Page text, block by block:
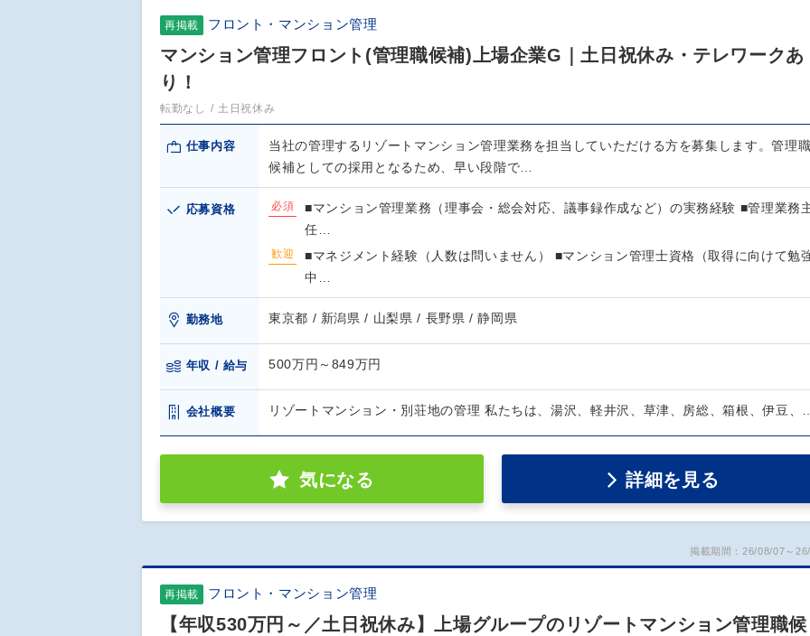
再掲載 フロント・マンション管理
マンション管理フロント(管理職候補)上場企業G｜土日祝休み・テレワークあ
り！
転勤なし 土日祝休み
仕事内容
当社の管理するリゾートマンション管理業務を担当していただける方を募集します。管理職
候補としての採用となるため、早い段階で…
応募資格 必須
■マンション管理業務（理事会・総会対応、議事録作成など）の実務経験 ■管理業務
任…
歓迎
■マネジメント経験（人数は問いません） ■マンション管理士資格（取得に向けて勉
中…
勤務地 東京都 / 新潟県 / 山梨県 / 長野県 / 静岡県
年収 / 給与 500万円～849万円
会社概要 リゾートマンション・別荘地の管理 私たちは、湯沢、軽井沢、草津、房総、箱根、伊豆、…
気になる 詳細を見る
掲載期間：26/08/07～
再掲載 フロント・マンション管理
【年収530万円～／土日祝休み】上場グループのリゾートマンション管理職候